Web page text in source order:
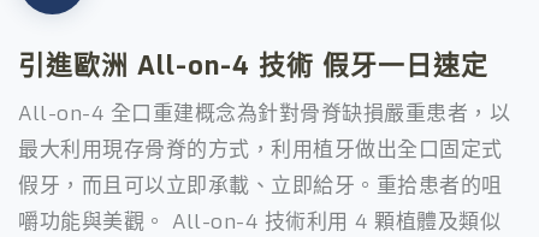
引進歐洲 All-on-4 技術 假牙一日速定
All-on-4 全口重建概念為針對骨脊缺損嚴重患者，以
最大利用現存骨脊的方式，利用植牙做出全口固定式
假牙，而且可以立即承載、立即給牙。重拾患者的咀
嚼功能與美觀。 All-on-4 技術利用 4 顆植體及類似